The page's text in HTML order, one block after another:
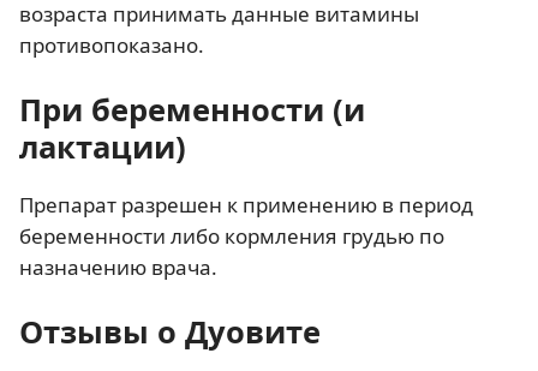
возраста принимать данные витамины
противопоказано.
При беременности (и
лактации)
Препарат разрешен к применению в период
беременности либо кормления грудью по
назначению врача.
Отзывы о Дуовите